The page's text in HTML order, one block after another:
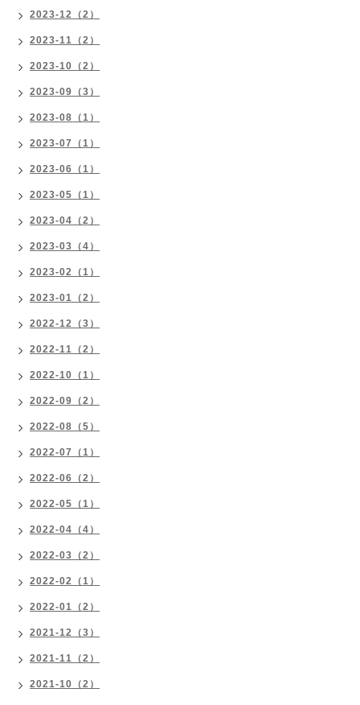
2023-12（2）
2023-11（2）
2023-10（2）
2023-09（3）
2023-08（1）
2023-07（1）
2023-06（1）
2023-05（1）
2023-04（2）
2023-03（4）
2023-02（1）
2023-01（2）
2022-12（3）
2022-11（2）
2022-10（1）
2022-09（2）
2022-08（5）
2022-07（1）
2022-06（2）
2022-05（1）
2022-04（4）
2022-03（2）
2022-02（1）
2022-01（2）
2021-12（3）
2021-11（2）
2021-10（2）